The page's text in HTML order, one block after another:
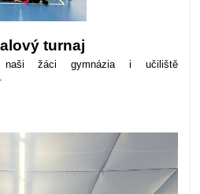
turnaj
žáci gymnázia i učiliště